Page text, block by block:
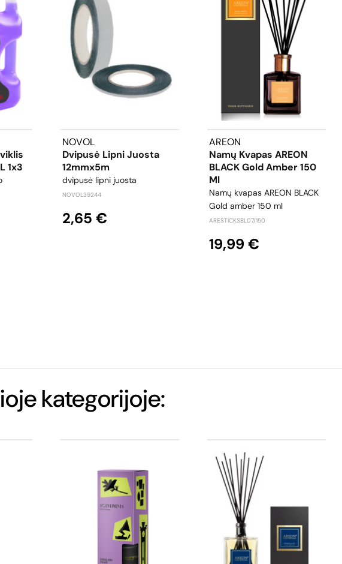
1x3
NOVOL
Dvipusė Lipni Juosta
12mmx5m
dvipusė lipni juosta
NOVOL39244
2,65 €
AREON
Namų Kvapas AREON
BLACK Gold Amber 150
Ml
Namų kvapas AREON BLACK
Gold amber 150 ml
ARESTICKSBL07/150
19,99 €
kategorijoje: